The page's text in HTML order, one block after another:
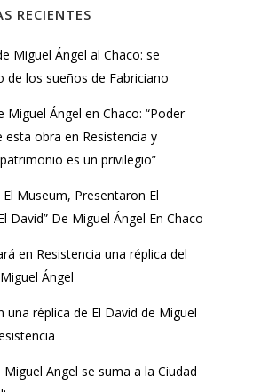
RECIENTES
Miguel Ángel al Chaco: se
de los sueños de Fabriciano
Miguel Ángel en Chaco: “Poder
esta obra en Resistencia y
es un privilegio”
El Museum, Presentaron El
David” De Miguel Ángel En Chaco
en Resistencia una réplica del
Ángel
una réplica de El David de Miguel
Miguel Angel se suma a la Ciudad